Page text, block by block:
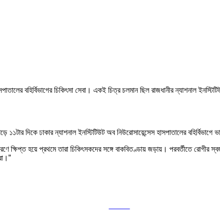
বহির্বিভাগের চিকিৎসা সেবা। একই চিত্র চলমান ছিল রাজধানীর ন্যাশনাল
১১টার দিকে ঢাকার ন্যাশনাল ইনস্টিটিউট অব নিউরোসায়েন্সেস হাসপাতালের
ক্ষিপ্ত হয়ে প্রথমে তারা চিকিৎসকদের সঙ্গে বাকবিতণ্ডায় জড়ায়। পরবর্তীতে রোগীর